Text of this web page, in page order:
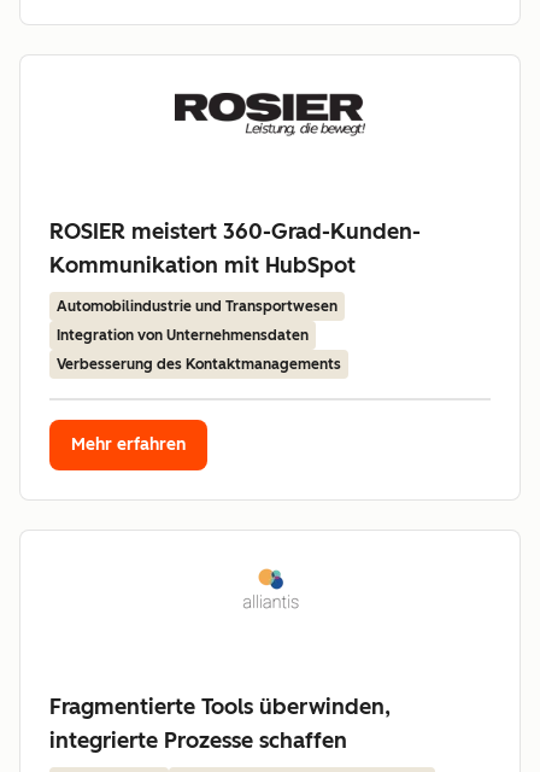
ROSIER meistert 360-Grad-Kunden-
Kommunikation mit HubSpot
Automobilindustrie und Transportwesen
Integration von Unternehmensdaten
Verbesserung des Kontaktmanagements
Mehr erfahren
Fragmentierte Tools überwinden,
integrierte Prozesse schaffen